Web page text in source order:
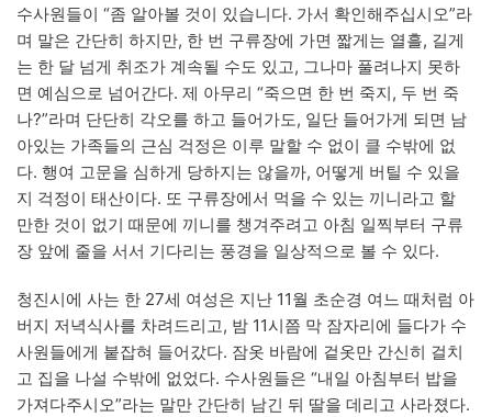
수사원들이 “좀 알아볼 것이 있습니다. 가서 확인해주십시오”라
며 말은 간단히 하지만, 한 번 구류장에 가면 짧게는 열흘, 길게
는 한 달 넘게 취조가 계속될 수도 있고, 그나마 풀려나지 못하
면 예심으로 넘어간다. 제 아무리 “죽으면 한 번 죽지, 두 번 죽
나?”라며 단단히 각오를 하고 들어가도, 일단 들어가게 되면 남
아있는 가족들의 근심 걱정은 이루 말할 수 없이 클 수밖에 없
다. 행여 고문을 심하게 당하지는 않을까, 어떻게 버틸 수 있을
지 걱정이 태산이다. 또 구류장에서 먹을 수 있는 끼니라고 할
만한 것이 없기 때문에 끼니를 챙겨주려고 아침 일찍부터 구류
장 앞에 줄을 서서 기다리는 풍경을 일상적으로 볼 수 있다.
청진시에 사는 한 27세 여성은 지난 11월 초순경 여느 때처럼 아
버지 저녁식사를 차려드리고, 밤 11시쯤 막 잠자리에 들다가 수
사원들에게 붙잡혀 들어갔다. 잠옷 바람에 겉옷만 간신히 걸치
고 집을 나설 수밖에 없었다. 수사원들은 “내일 아침부터 밥을
가져다주시오”라는 말만 간단히 남긴 뒤 딸을 데리고 사라졌다.